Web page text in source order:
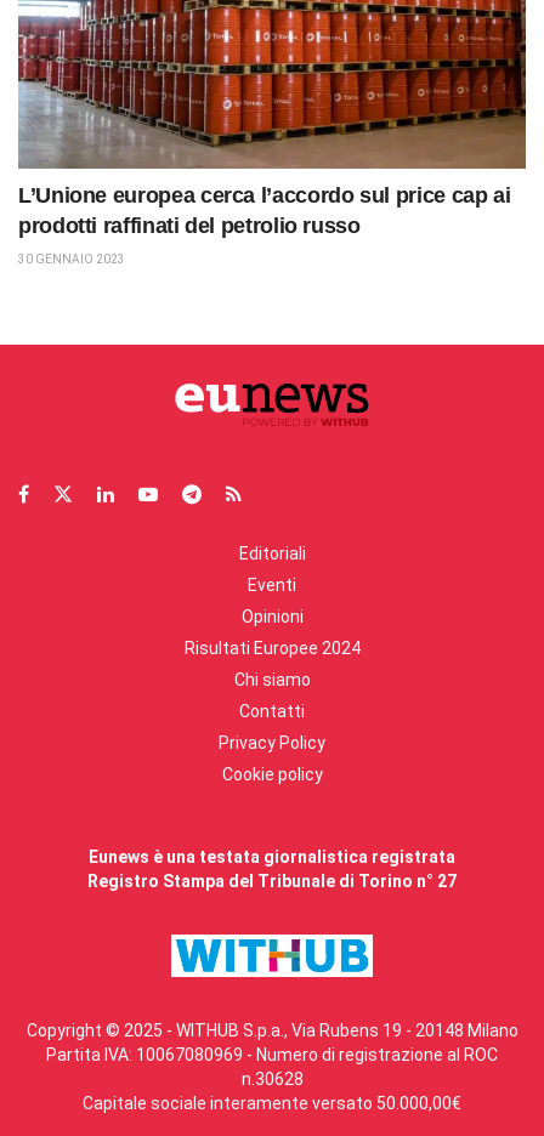
L’Unione europea cerca l’accordo sul price cap ai
prodotti raffinati del petrolio russo
30 GENNAIO 2023
Editoriali
Eventi
Opinioni
Risultati Europee 2024
Chi siamo
Contatti
Privacy Policy
Cookie policy
Eunews è una testata giornalistica registrata
Registro Stampa del Tribunale di Torino n° 27
Copyright © 2025 - WITHUB S.p.a., Via Rubens 19 - 20148 Milano
Partita IVA: 10067080969 - Numero di registrazione al ROC
n.30628
Capitale sociale interamente versato 50.000,00€